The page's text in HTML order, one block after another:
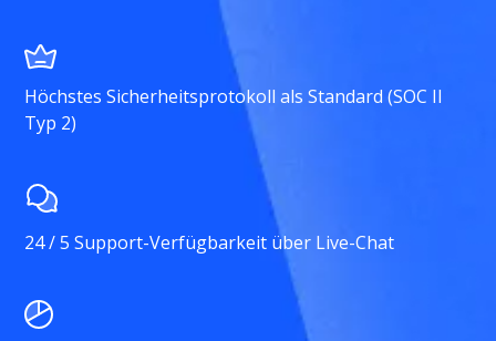
Höchstes Sicherheitsprotokoll als Standard (SOC II
Typ 2)
24 / 5 Support-Verfügbarkeit über Live-Chat